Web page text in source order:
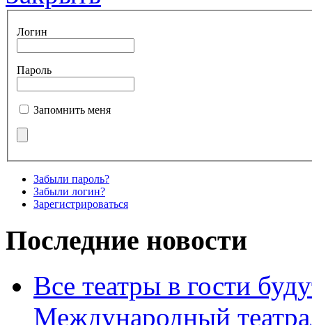
Логин
Пароль
Запомнить меня
Забыли пароль?
Забыли логин?
Зарегистрироваться
Последние новости
Все театры в гости
Международный